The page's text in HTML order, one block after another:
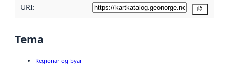
URI:
Tema
Regionar og byar